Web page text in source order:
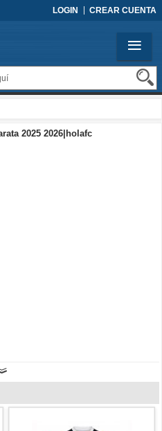
LOGIN CREAR CUENTA
2025 2026|holafc